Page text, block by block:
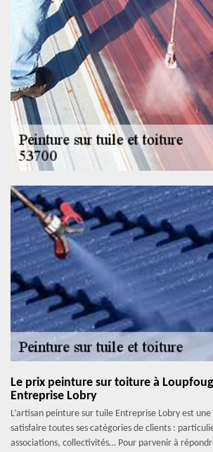
Le prix peinture sur toiture à
Entreprise Lobry
L’artisan peinture sur tuile Entreprise Lobry est
satisfaire toutes ses catégories de clients :
associations, collectivités… Pour parvenir à